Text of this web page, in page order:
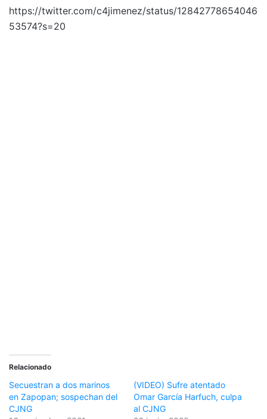
https://twitter.com/c4jimenez/status/12842778654046
53574?s=20
Relacionado
Secuestran a dos marinos
en Zapopan; sospechan del
CJNG
(VIDEO) Sufre atentado
Omar García Harfuch, culpa
al CJNG